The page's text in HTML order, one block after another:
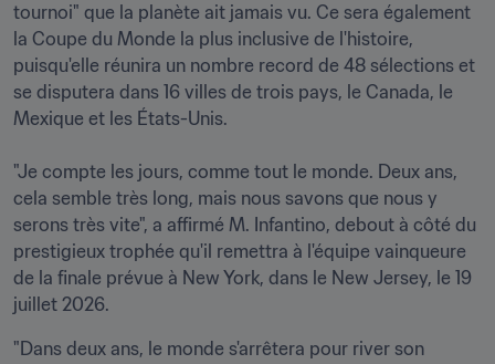
tournoi" que la planète ait jamais vu. Ce sera également
la Coupe du Monde la plus inclusive de l'histoire,
puisqu'elle réunira un nombre record de 48 sélections et
se disputera dans 16 villes de trois pays, le Canada, le
Mexique et les États-Unis.
"Je compte les jours, comme tout le monde. Deux ans,
cela semble très long, mais nous savons que nous y
serons très vite", a affirmé M. Infantino, debout à côté du
prestigieux trophée qu'il remettra à l'équipe vainqueure
de la finale prévue à New York, dans le New Jersey, le 19
juillet 2026.
"Dans deux ans, le monde s'arrêtera pour river son